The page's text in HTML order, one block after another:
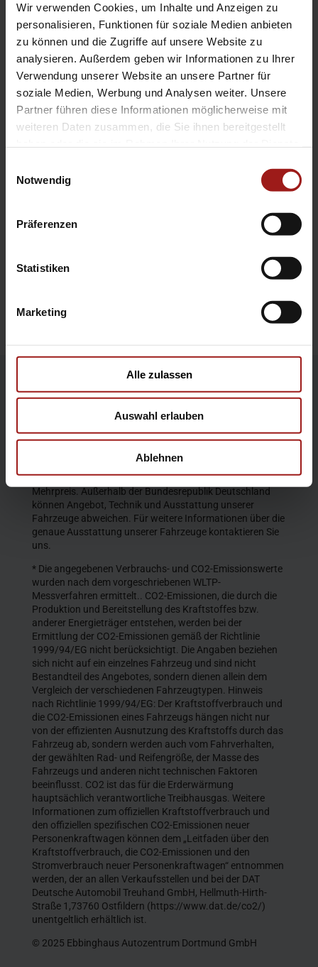
Wir verwenden Cookies, um Inhalte und Anzeigen zu
personalisieren, Funktionen für soziale Medien anbieten
zu können und die Zugriffe auf unsere Website zu
analysieren. Außerdem geben wir Informationen zu Ihrer
Verwendung unserer Website an unsere Partner für
soziale Medien, Werbung und Analysen weiter. Unsere
Partner führen diese Informationen möglicherweise mit
weiteren Daten zusammen, die Sie ihnen bereitgestellt
Notwendig
Präferenzen
Statistiken
Marketing
Alle zulassen
Auswahl erlauben
Ablehnen
EA Standorte
Ebbinghaus am Flughafen – Dortmund Sölde
Ebbinghaus am Tierpark – Dortmund Kirchhörde
Ebbinghaus Autozentrum – Dortmund Dorstfeld
Ebbinghaus Ford Store – Bochum
Ebbinghaus in Hamm
Ebbinghaus in Kamen
Ebbinghaus in Unna
Garantie
Die Produktbeschreibungen und Abbildungen enthalten
teilweise auch Sonderausstattungen, die nicht zum
entspricht dem Stand bei Veröffentlichung. Wir behalten
Die abgebildeten Farben geben den wirklichen Farbton nur
annähernd wieder. Gezeigte Sonderausstattungen gegen
Mehrpreis. Außerhalb der Bundesrepublik Deutschland
können Angebot, Technik und Ausstattung unserer
Fahrzeuge abweichen. Für weitere Informationen über die
genaue Ausstattung unserer Fahrzeuge kontaktieren Sie
uns.
* Die angegebenen Verbrauchs- und CO2-Emissionswerte
wurden nach dem vorgeschriebenen WLTP-
Messverfahren ermittelt.. CO2-Emissionen, die durch die
Produktion und Bereitstellung des Kraftstoffes bzw.
anderer Energieträger entstehen, werden bei der
Ermittlung der CO2-Emissionen gemäß der Richtlinie
1999/94/EG nicht berücksichtigt. Die Angaben beziehen
sich nicht auf ein einzelnes Fahrzeug und sind nicht
Bestandteil des Angebotes, sondern dienen allein dem
Vergleich der verschiedenen Fahrzeugtypen. Hinweis
nach Richtlinie 1999/94/EG: Der Kraftstoffverbrauch und
die CO2-Emissionen eines Fahrzeugs hängen nicht nur
von der effizienten Ausnutzung des Kraftstoffs durch das
Fahrzeug ab, sondern werden auch vom Fahrverhalten,
der gewählten Rad- und Reifengröße, der Masse des
Fahrzeugs und anderen nicht technischen Faktoren
beeinflusst. CO2 ist das für die Erderwärmung
hauptsächlich verantwortliche Treibhausgas. Weitere
Informationen zum offiziellen Kraftstoffverbrauch und
den offiziellen spezifischen CO2-Emissionen neuer
Personenkraftwagen können dem „Leitfaden über den
Kraftstoffverbrauch, die CO2-Emissionen und den
Stromverbrauch neuer Personenkraftwagen“ entnommen
werden, der an allen Verkaufsstellen und bei der DAT
Deutsche Automobil Treuhand GmbH, Hellmuth-Hirth-
Straße 1,73760 Ostfildern (https://www.dat.de/co2/)
unentgeltlich erhältlich ist.
© 2025 Ebbinghaus Autozentrum Dortmund GmbH